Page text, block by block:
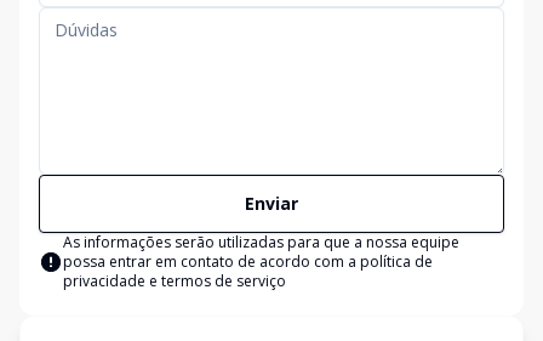
Enviar
As informações serão utilizadas para que a nossa equipe
possa entrar em contato de acordo com a política de
privacidade e termos de serviço